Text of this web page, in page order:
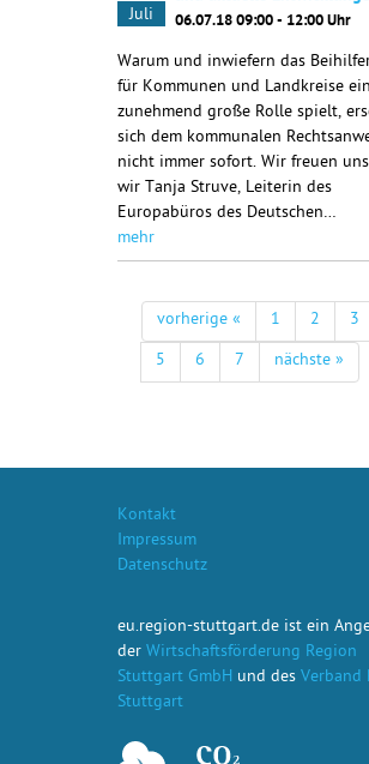
Juli 06.07.18 09:00 - 12:00 Uhr
Warum und inwiefern das
für Kommunen und Landkreise
zunehmend große Rolle spielt,
sich dem kommunalen
nicht immer sofort. Wir freuen
wir Tanja Struve, Leiterin des
Europabüros des Deutschen…
mehr
vorherige « 1 2 3
5
6 7 nächste »
Kontakt
Impressum
Datenschutz
eu.region-stuttgart.de ist ein
der Wirtschaftsförderung Region
Stuttgart GmbH und des Verband
Stuttgart